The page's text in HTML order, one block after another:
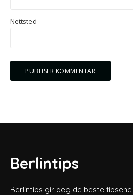
Nettsted
Berlintips
Berlintips gir deg de beste